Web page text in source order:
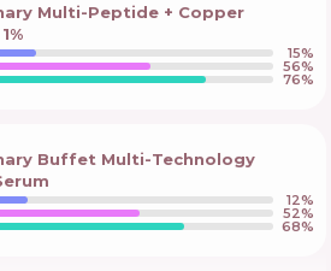
Multi-Peptide + Copper
15%
56%
76%
Buffet Multi-Technology
12%
52%
68%